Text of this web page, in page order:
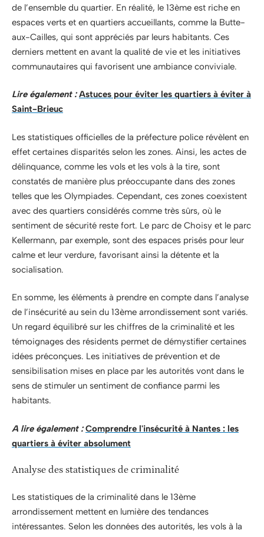
de l’ensemble du quartier. En réalité, le 13ème est riche en
espaces verts et en quartiers accueillants, comme la Butte-
aux-Cailles, qui sont appréciés par leurs habitants. Ces
derniers mettent en avant la qualité de vie et les initiatives
communautaires qui favorisent une ambiance conviviale.
Lire également : Astuces pour éviter les quartiers à éviter à
Saint-Brieuc
Les statistiques officielles de la préfecture police révèlent en
effet certaines disparités selon les zones. Ainsi, les actes de
délinquance, comme les vols et les vols à la tire, sont
constatés de manière plus préoccupante dans des zones
telles que les Olympiades. Cependant, ces zones coexistent
avec des quartiers considérés comme très sûrs, où le
sentiment de sécurité reste fort. Le parc de Choisy et le parc
Kellermann, par exemple, sont des espaces prisés pour leur
calme et leur verdure, favorisant ainsi la détente et la
socialisation.
En somme, les éléments à prendre en compte dans l’analyse
de l’insécurité au sein du 13ème arrondissement sont variés.
Un regard équilibré sur les chiffres de la criminalité et les
témoignages des résidents permet de démystifier certaines
idées préconçues. Les initiatives de prévention et de
sensibilisation mises en place par les autorités vont dans le
sens de stimuler un sentiment de confiance parmi les
habitants.
A lire également : Comprendre l'insécurité à Nantes : les
quartiers à éviter absolument
Analyse des statistiques de criminalité
Les statistiques de la criminalité dans le 13ème
arrondissement mettent en lumière des tendances
intéressantes. Selon les données des autorités, les vols à la